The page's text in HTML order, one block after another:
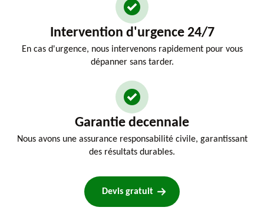
Intervention d'urgence 24/7
En cas d'urgence, nous intervenons rapidement pour vous
dépanner sans tarder.
Garantie decennale
Nous avons une assurance responsabilité civile, garantissant
des résultats durables.
Devis gratuit